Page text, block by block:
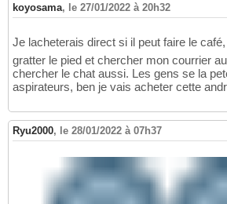
koyosama, le 27/01/2022 à 20h32
Je lacheterais direct si il peut faire le
gratter le pied et chercher mon courrier
chercher le chat aussi. Les gens se la
aspirateurs, ben je vais acheter cette
Ryu2000, le 28/01/2022 à 07h37